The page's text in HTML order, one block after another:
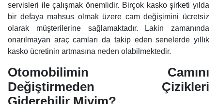
servisleri ile çalışmak önemlidir. Birçok kasko şirketi yılda
bir defaya mahsus olmak üzere cam değişimini ücretsiz
olarak müşterilerine sağlamaktadır. Lakin zamanında
onarılmayan araç camları da takip eden senelerde yıllık
kasko ücretinin artmasına neden olabilmektedir.
Otomobilimin Camını
Değiştirmeden Çizikleri
Giderebilir Miyim?